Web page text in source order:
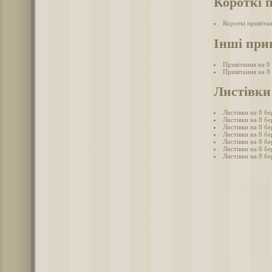
Короткі
Інші
Привітання на 8
Привітання на 8
Листівки на 8
Листівки на 8
Листівки на 8
Листівки на 8
Листівки на 8
Листівки на 8
Листівки на 8